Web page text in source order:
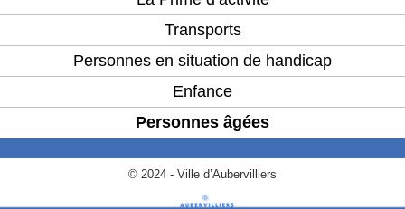
Transports
Personnes en situation de handicap
Enfance
Personnes âgées
© 2024 - Ville d’Aubervilliers